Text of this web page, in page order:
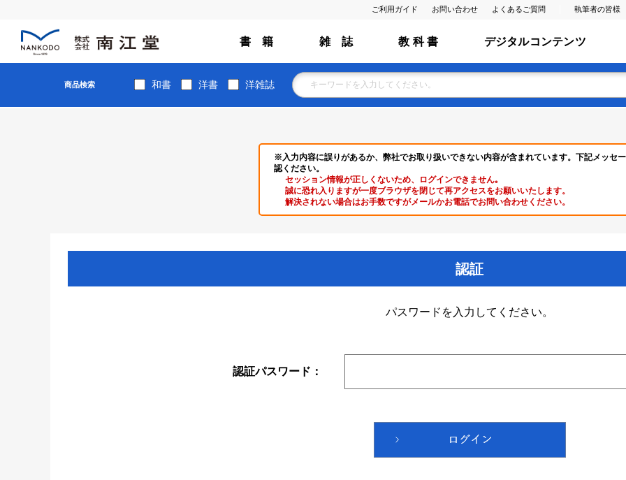
ご利用ガイド お問い合わせ よくあるご質問 執筆者の皆様
書 籍 雑 誌 教 科 書 デジタルコンテンツ
商品検索 和書 洋書 洋雑誌
※入力内容に誤りがあるか、弊社でお取り扱いできない内容が含まれています。下記メッセ
認ください。
セッション情報が正しくないため、ログインできません｡
誠に恐れ入りますが一度ブラウザを閉じて再アクセスをお願いいたします。
解決されない場合はお手数ですがメールかお電話でお問い合わせください。
認証
パスワードを入力してください。
認証パスワード：